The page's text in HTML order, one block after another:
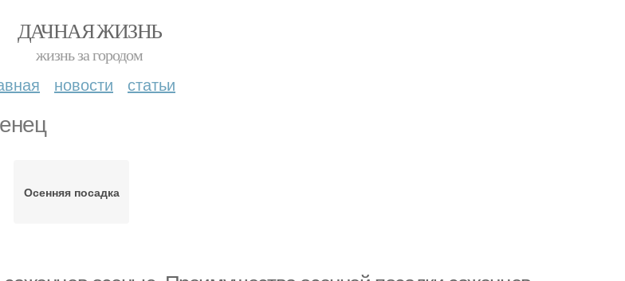
ДАЧНАЯ ЖИЗНЬ
жизнь за городом
новости статьи
Осенняя посадка